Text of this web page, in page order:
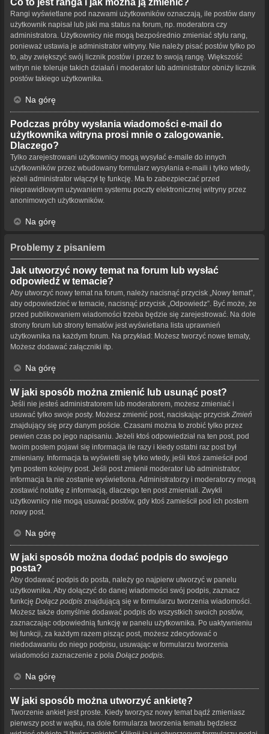
Rangi wyświetlane pod nazwami użytkowników oznaczają, ile postów dany
użytkownik napisał lub jaki ma status na forum, np. moderatora czy
administratora. Użytkownicy nie mogą bezpośrednio zmieniać stylu rang,
ponieważ ustawia je administrator witryny. Nie należy pisać postów tylko po
to, aby zwiększyć swój licznik postów i przez to swoją rangę. Większość
witryn nie toleruje takich działań i moderator lub administrator obniży licznik
postów takiego użytkownika.
Na górę
Podczas próby wysłania wiadomości e-mail do
użytkownika witryna prosi mnie o zalogowanie.
Dlaczego?
Tylko zarejestrowani użytkownicy mogą wysyłać e-maile do innych
użytkowników przez wbudowany formularz wysyłania e-maili i tylko wtedy,
jeżeli administrator włączył tę funkcję. Ma to zabezpieczać przed
nieprawidłowym używaniem systemu poczty elektronicznej witryny przez
anonimowych użytkowników.
Na górę
Problemy z pisaniem
Jak utworzyć nowy temat na forum lub wysłać
odpowiedź w temacie?
Aby utworzyć nowy temat na forum, należy nacisnąć przycisk „Nowy temat”,
aby odpowiedzieć w temacie, nacisnąć przycisk „Odpowiedz”. Być może, że
przed publikowaniem wiadomości trzeba będzie się zarejestrować. Na dole
strony forum lub strony tematów jest wyświetlana lista uprawnień
użytkownika na każdym forum. Na przykład: Możesz tworzyć nowe tematy,
Możesz dodawać załączniki itp.
Na górę
W jaki sposób można zmienić lub usunąć post?
Jeśli nie jesteś administratorem lub moderatorem, możesz zmieniać i
usuwać tylko swoje posty. Możesz zmienić post, naciskając przycisk Zmień
znajdujący się przy danym poście. Czasami można to zrobić tylko przez
pewien czas po jego napisaniu. Jeżeli ktoś odpowiedział na ten post, pod
twoim postem pojawi się informacja ile razy i kiedy ostatni raz post był
zmieniany. Informacja ta wyświetli się tylko wtedy, jeśli ktoś zamieścił pod
tym postem kolejny post. Jeśli post zmienił moderator lub administrator,
informacja ta nie zostanie wyświetlona. Administratorzy i moderatorzy mogą
zostawić notatkę z informacją, dlaczego ten post zmieniali. Zwykli
użytkownicy nie mogą usuwać postów, gdy ktoś zamieścił pod ich postem
nowy post.
Na górę
W jaki sposób można dodać podpis do swojego
posta?
Aby dodawać podpis do posta, należy go najpierw utworzyć w panelu
użytkownika. Aby dołączyć do danej wiadomości swój podpis, zaznacz
funkcję Dołącz podpis znajdującą się w formularzu tworzenia wiadomości.
Możesz także domyślnie dodawać podpis do wszystkich swoich postów,
zaznaczając odpowiednią funkcję w panelu użytkownika. Po uaktywnieniu
tej funkcji, za każdym razem pisząc post, możesz zdecydować o
niedodawaniu do niego podpisu, usuwając w formularzu tworzenia
wiadomości zaznaczenie z pola Dołącz podpis
Na górę
W jaki sposób można utworzyć ankietę?
Tworzenie ankiet jest proste. Kiedy tworzysz nowy temat bądź zmieniasz
pierwszy post w wątku, na dole formularza tworzenia tematu będziesz